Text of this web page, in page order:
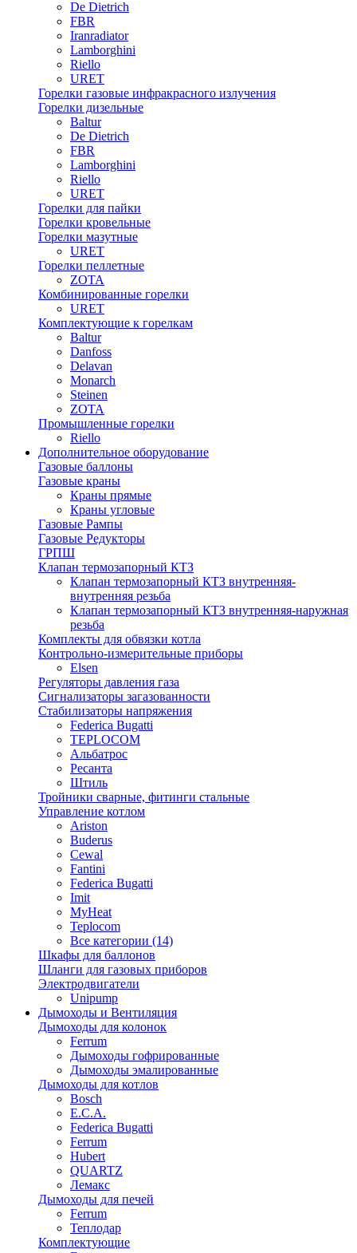
De Dietrich
FBR
Iranradiator
Lamborghini
Riello
URET
Горелки газовые инфракрасного излучения
Горелки дизельные
Baltur
De Dietrich
FBR
Lamborghini
Riello
URET
Горелки для пайки
Горелки кровельные
Горелки мазутные
URET
Горелки пеллетные
ZOTA
Комбинированные горелки
URET
Комплектующие к горелкам
Baltur
Danfoss
Delavan
Monarch
Steinen
ZOTA
Промышленные горелки
Riello
Дополнительное оборудование
Газовые баллоны
Газовые краны
Краны прямые
Краны угловые
Газовые Рампы
Газовые Редукторы
ГРПШ
Клапан термозапорный КТЗ
Клапан термозапорный КТЗ внутренняя-
внутренняя резьба
Клапан термозапорный КТЗ внутренняя-наружная
резьба
Комплекты для обвязки котла
Контрольно-измерительные приборы
Elsen
Регуляторы давления газа
Сигнализаторы загазованности
Стабилизаторы напряжения
Federica Bugatti
TEPLOCOM
Альбатрос
Ресанта
Штиль
Тройники сварные, фитинги стальные
Управление котлом
Ariston
Buderus
Cewal
Fantini
Federica Bugatti
Imit
MyHeat
Teplocom
Все категории (14)
Шкафы для баллонов
Шланги для газовых приборов
Электродвигатели
Unipump
Дымоходы и Вентиляция
Дымоходы для колонок
Ferrum
Дымоходы гофрированные
Дымоходы эмалированные
Дымоходы для котлов
Bosch
E.C.A.
Federica Bugatti
Ferrum
Hubert
QUARTZ
Лемакс
Дымоходы для печей
Ferrum
Теплодар
Комплектующие